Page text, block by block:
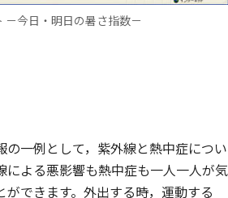
－今日・明日の暑さ指数－
一例として，紫外線と熱中症につい
による悪影響も熱中症も一人一人が気
ができます。外出する時，運動する